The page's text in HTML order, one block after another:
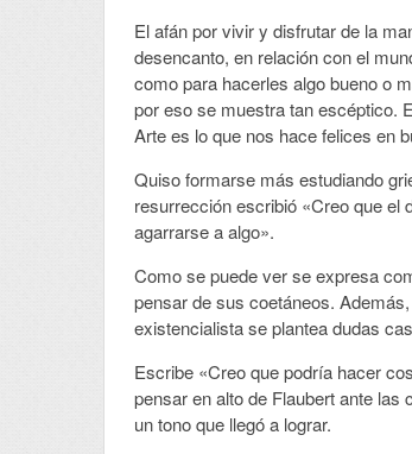
El afán por vivir y disfrutar de la
desencanto, en relación con el
como para hacerles algo bueno o
por eso se muestra tan escéptico.
Arte es lo que nos hace felices en
Quiso formarse más estudiando
resurrección escribió «Creo que el
agarrarse a algo».
Como se puede ver se expresa
pensar de sus coetáneos.
existencialista se plantea dudas
Escribe «Creo que podría hacer
pensar en alto de Flaubert ante
un tono que llegó a lograr.